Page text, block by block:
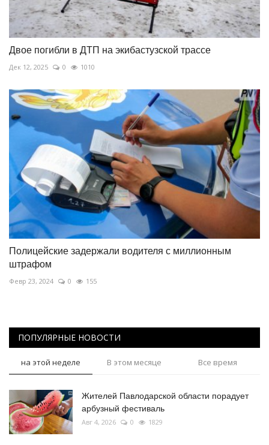
Двое погибли в ДТП на экибастузской трассе
Дек 12, 2025 0 1010
Полицейские задержали водителя с миллионным
штрафом
Февр 23, 2024 0 155
ПОПУЛЯРНЫЕ НОВОСТИ
на этой неделе В этом месяце Все время
Жителей Павлодарской области порадует
арбузный фестиваль
Авг 4, 2026 0 1829